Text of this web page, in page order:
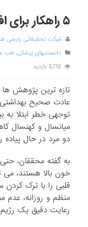
۵ راهکار برای افزایش طول عمر مردان
شرکت تحقیقاتی پارسی
دانستنیهای پزشکی,طب
3,712 بازدید
عادت صحیح بهداشتی
توجهی خطر ابتلا به
میانسال و کهنسال
دو مرد در حال پیاده
به گفته محققان،
خون بالا هستند، می
قلبی را با ترک
منظم و روزانه،
رعایت دقیق یک